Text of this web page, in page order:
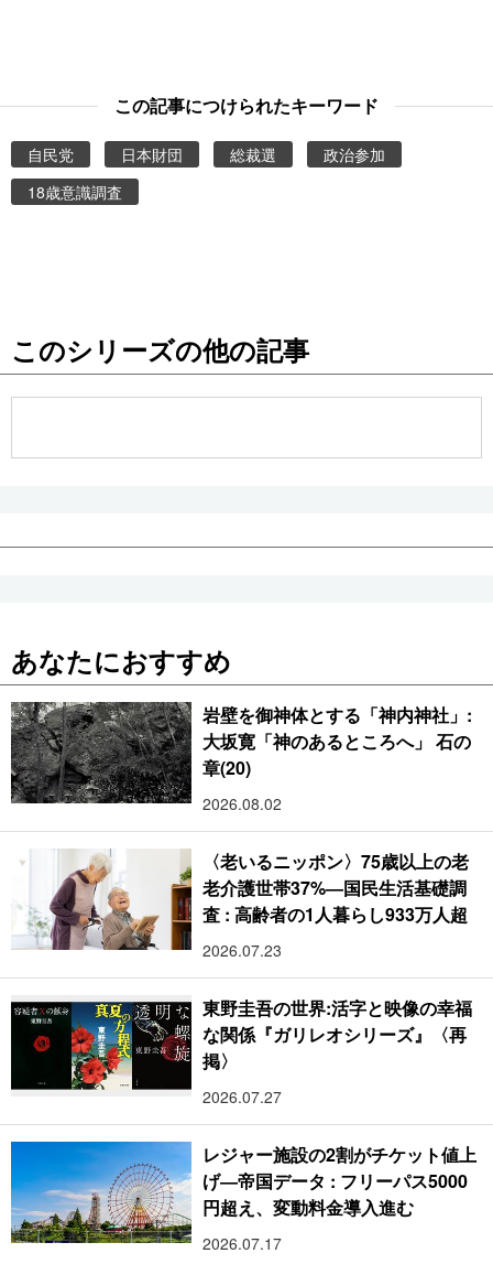
この記事につけられたキーワード
自民党 日本財団 総裁選
政治参加
18歳意識調査
このシリーズの他の記事
あなたにおすすめ
岩壁を御神体とする「神内神社」:
大坂寛「神のあるところへ」 石の
章(20)
2026.08.02
〈老いるニッポン〉75歳以上の老
老介護世帯37%―国民生活基礎調
査 : 高齢者の1人暮らし933万人超
2026.07.23
東野圭吾の世界:活字と映像の幸福
な関係『ガリレオシリーズ』〈再
掲〉
2026.07.27
レジャー施設の2割がチケット値上
げ―帝国データ : フリーパス5000
円超え、変動料金導入進む
2026.07.17